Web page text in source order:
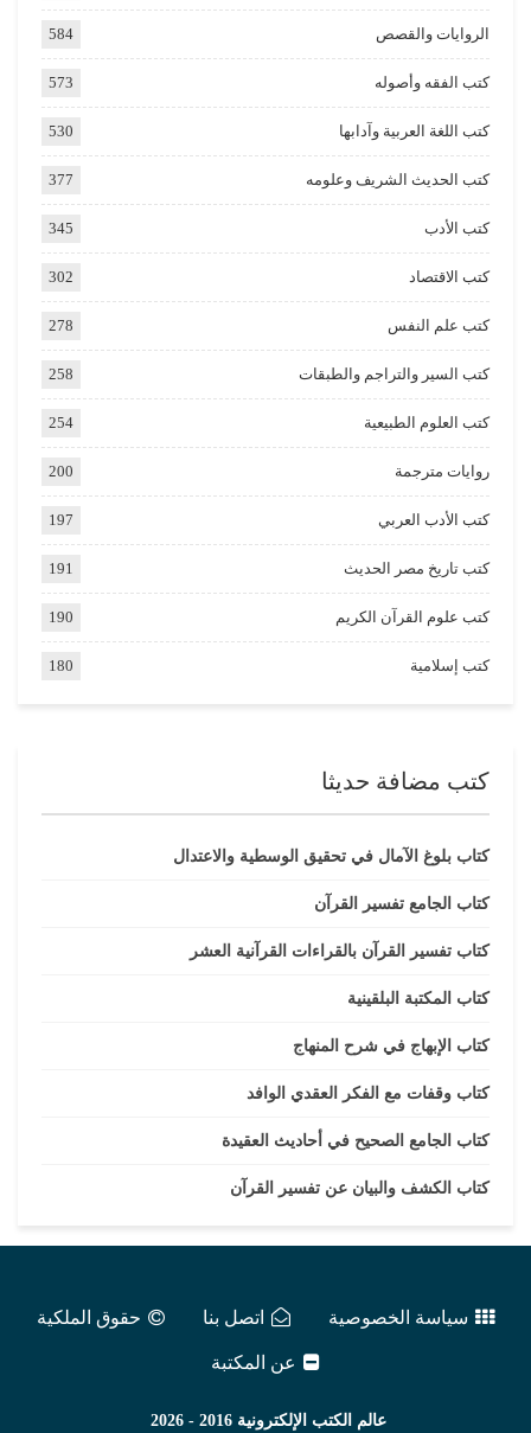
الروايات والقصص 584
كتب الفقه وأصوله 573
كتب اللغة العربية وآدابها 530
كتب الحديث الشريف وعلومه 377
كتب الأدب 345
كتب الاقتصاد 302
كتب علم النفس 278
كتب السير والتراجم والطبقات 258
كتب العلوم الطبيعية 254
روايات مترجمة 200
كتب الأدب العربي 197
كتب تاريخ مصر الحديث 191
كتب علوم القرآن الكريم 190
كتب إسلامية 180
كتب مضافة حديثا
كتاب بلوغ الآمال في تحقيق الوسطية والاعتدال
كتاب الجامع تفسير القرآن
كتاب تفسير القرآن بالقراءات القرآنية العشر
كتاب المكتبة البلقينية
كتاب الإبهاج في شرح المنهاج
كتاب وقفات مع الفكر العقدي الوافد
كتاب الجامع الصحيح في أحاديث العقيدة
كتاب الكشف والبيان عن تفسير القرآن
سياسة الخصوصية اتصل بنا حقوق الملكية
عن المكتبة
عالم الكتب الإلكترونية 2016 - 2026